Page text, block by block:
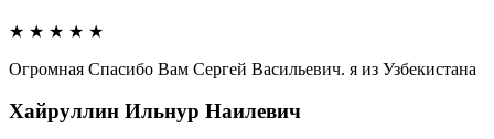
★ ★ ★ ★ ★
Огромная Спасибо Вам Сергей Васильевич. я из Узбекистана
Хайруллин Ильнур Наилевич